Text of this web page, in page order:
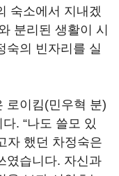
숙소에서 지내겠
분리된 생활이 시
숙의 빈자리를 실
로이킴(민우혁 분)
다. “나도 쓸모 있
자 했던 차정숙은
였습니다. 자신과